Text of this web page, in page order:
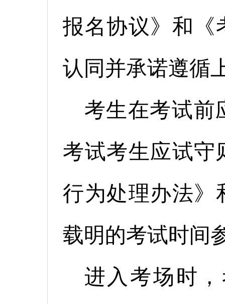
报名协议》和《
认同并承诺遵循
考生在考试前
考试考生应试守
行为处理办法》
载明的考试时间
进入考场时